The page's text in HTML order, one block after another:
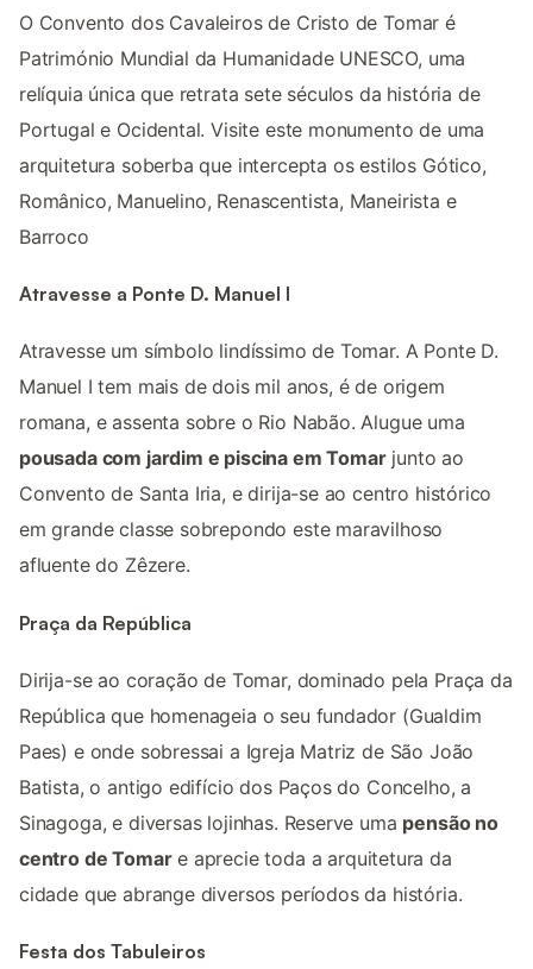
O Convento dos Cavaleiros de Cristo de Tomar é
Património Mundial da Humanidade UNESCO, uma
relíquia única que retrata sete séculos da história de
Portugal e Ocidental. Visite este monumento de uma
arquitetura soberba que intercepta os estilos Gótico,
Românico, Manuelino, Renascentista, Maneirista e
Barroco
Atravesse a Ponte D. Manuel I
Atravesse um símbolo lindíssimo de Tomar. A Ponte D.
Manuel I tem mais de dois mil anos, é de origem
romana, e assenta sobre o Rio Nabão. Alugue uma
pousada com jardim e piscina em Tomarjunto ao
Convento de Santa Iria, e dirija-se ao centro histórico
em grande classe sobrepondo este maravilhoso
afluente do Zêzere.
Praça da República
Dirija-se ao coração de Tomar, dominado pela Praça da
República que homenageia o seu fundador (Gualdim
Paes) e onde sobressai a Igreja Matriz de São João
Batista, o antigo edifício dos Paços do Concelho, a
Sinagoga, e diversas lojinhas. Reserve uma pensão no
centro de Tomare aprecie toda a arquitetura da
cidade que abrange diversos períodos da história.
Festa dos Tabuleiros